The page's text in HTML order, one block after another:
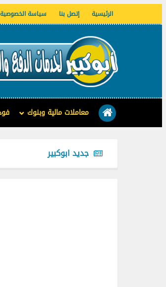
الرئيسية إتصل بنا سياسة الخصوصية
معاملات مالية وبنوك
جديد ابوكبير